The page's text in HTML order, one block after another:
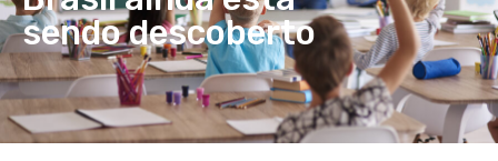
sendo descoberto